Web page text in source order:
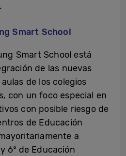
Smart School
Smart School está
de las nuevas
de los colegios
con un foco especial en
con posible riesgo de
de Educación
a
6º de Educación